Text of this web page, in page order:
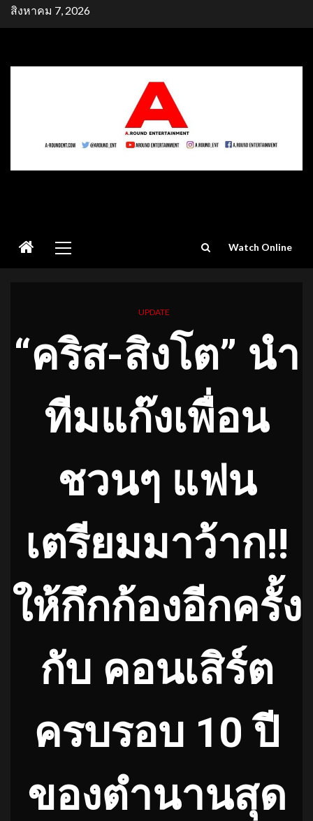
Skipสิงหาคม 7, 2026
Menu
Watch Online
UPDATE
“คริส-สิงโต” นำ
ทีมแก๊งเพื่อน
ชวนๆ แฟน
เตรียมมาว้าก!!
ให้กึกก้องอีกครั้ง
กับ คอนเสิร์ต
ครบรอบ 10 ปี
ของตำนานสุด